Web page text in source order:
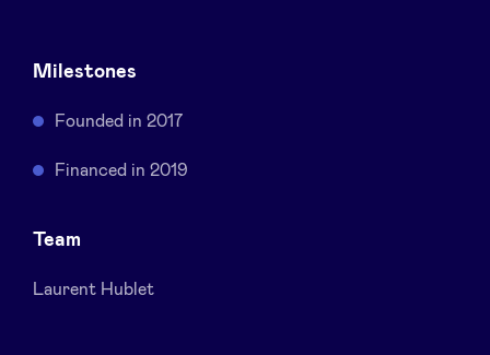
Sponsors
Milestones
Founded in 2017
Financed in 2019
Team
Laurent Hublet